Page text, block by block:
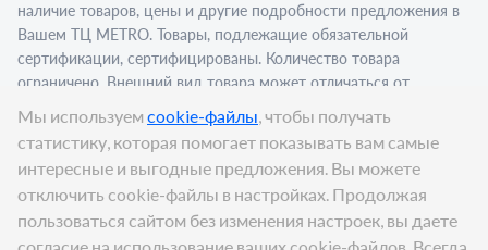
Цена: 1 499
наличие товаров, цены и другие подробности предложения в
Вашем ТЦ МЕТRО. Товары, подлежащие обязательной
сертификации, сертифицированы. Количество товара
ограничено. Внешний вид товара может отличаться от
изображения в рекламном материале. Для приобретения
алкогольной продукции для последующей реализации
требуется алкогольная лицензия. Представлен пример
сервировки в стационарном торговом объекте.
Мы используем cookie-файлы, чтобы получать
статистику, которая помогает показывать вам самые
интересные и выгодные предложения. Вы можете
отключить cookie-файлы в настройках. Продолжая
пользоваться сайтом без изменения настроек, вы даете